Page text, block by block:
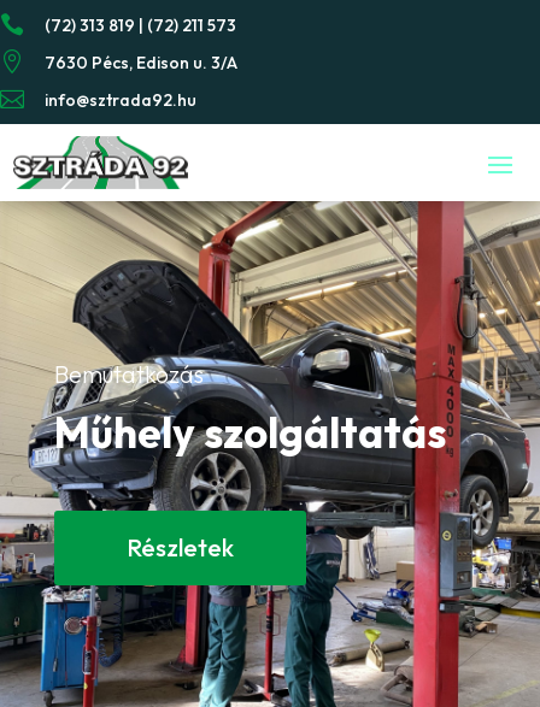
 (72) 313 819 | (72) 211 573
 7630 Pécs, Edison u. 3/A
 info@sztrada92.hu
Bemutatkozás
Műhely szolgáltatás
Részletek